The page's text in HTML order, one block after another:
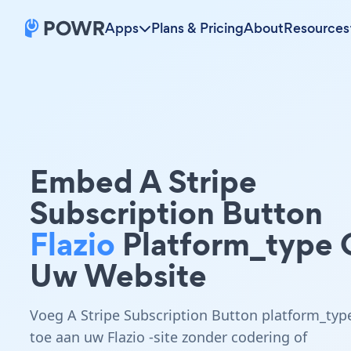
Apps Plans & PricingAboutResources
Embed A Stripe
Subscription Button
Flazio Platform_type
Uw Website
Voeg A Stripe Subscription Button
toe aan uw Flazio -site zonder codering of